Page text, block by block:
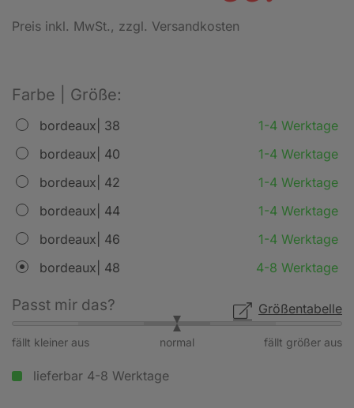
Preis inkl. MwSt., zzgl. Versandkosten
Farbe | Größe:
bordeaux| 38
1-4 Werktage
bordeaux| 40
1-4 Werktage
bordeaux| 42
1-4 Werktage
bordeaux| 44
1-4 Werktage
bordeaux| 46
1-4 Werktage
bordeaux| 48
4-8 Werktage
Größentabelle
Passt mir das?
fällt kleiner aus fällt größer aus
normal
lieferbar 4-8 Werktage